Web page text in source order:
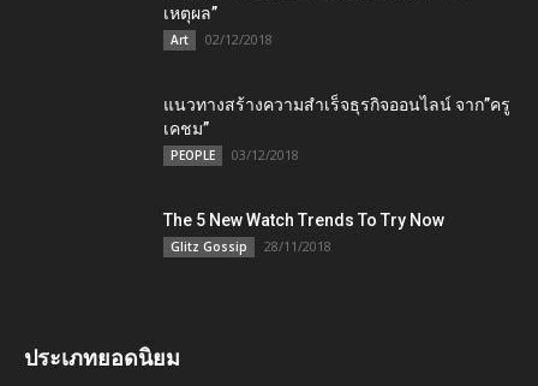
เหตุผล”
Art 02/12/2018
แนวทางสร้างความสำเร็จธุรกิจออนไลน์ จาก”ครู
เคชม”
PEOPLE 03/12/2018
The 5 New Watch Trends To Try Now
Glitz Gossip 28/11/2018
ประเภทยอดนิยม